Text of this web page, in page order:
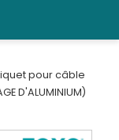
pour câble
D'ALUMINIUM)